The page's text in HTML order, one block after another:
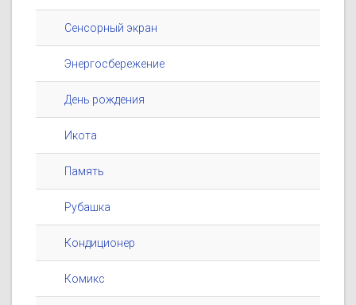
Сенсорный экран
Энергосбережение
День рождения
Икота
Память
Рубашка
Кондиционер
Комикс